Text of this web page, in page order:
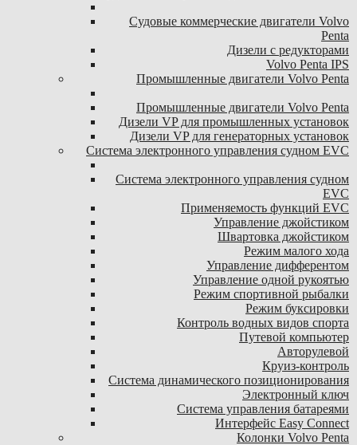
Судовые коммерческие двигатели Volvo
Penta
Дизели с редукторами
Volvo Penta IPS
Промышленные двигатели Volvo Penta
Промышленные двигатели Volvo Penta
Дизели VP для промышленных установок
Дизели VP для генераторных установок
Система электронного управления судном EVC
Система электронного управления судном
EVC
Применяемость функций EVC
Управление джойстиком
Швартовка джойстиком
Режим малого хода
Управление дифферентом
Управление одной рукоятью
Режим спортивной рыбалки
Режим буксировки
Контроль водных видов спорта
Путевой компьютер
Авторулевой
Круиз-контроль
Система динамического позиционирования
Электронный ключ
Система управления батареями
Интерфейс Easy Connect
Колонки Volvo Penta